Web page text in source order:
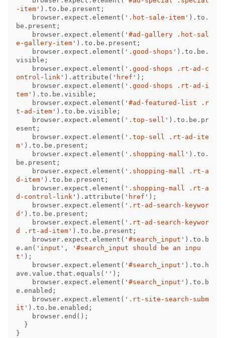
-item ' ). to . be . present ;
browser . expect . element ( ' .hot-sale-item ' ). to .
be . present ;
browser . expect . element ( ' #ad-gallery .hot-sal
e-gallery-item ' ). to . be . present ;
browser . expect . element ( ' .good-shops ' ). to . be .
visible ;
browser . expect . element ( ' .good-shops .rt-ad-c
ontrol-link ' ). attribute ( ' href ' );
browser . expect . element ( ' .good-shops .rt-ad-i
tem ' ). to . be . visible ;
browser . expect . element ( ' #ad-featured-list .r
t-ad-item ' ). to . be . visible ;
browser . expect . element ( ' .top-sell ' ). to . be . pr
esent ;
browser . expect . element ( ' .top-sell .rt-ad-ite
m ' ). to . be . present ;
browser . expect . element ( ' .shopping-mall ' ). to .
be . present ;
browser . expect . element ( ' .shopping-mall .rt-a
d-item ' ). to . be . present ;
browser . expect . element ( ' .shopping-mall .rt-a
d-control-link ' ). attribute ( ' href ' );
browser . expect . element ( ' .rt-ad-search-keywor
d ' ). to . be . present ;
browser . expect . element ( ' .rt-ad-search-keywor
d .rt-ad-item ' ). to . be . present ;
browser . expect . element ( ' #search_input ' ). to . b
e . an ( ' input ' , ' #search_input should be an inpu
t ' );
browser . expect . element ( ' #search_input ' ). to . h
ave . value . that . equals ( '' );
browser . expect . element ( ' #search_input ' ). to . b
e . enabled ;
browser . expect . element ( ' .rt-site-search-subm
it ' ). to . be . enabled ;
browser . end ();
}
}